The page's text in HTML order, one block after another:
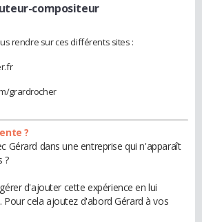
compositeur
rendre sur ces différents sites :
grardrocher
?
Gérard dans une entreprise qui n'apparaît
?
d'ajouter cette expérience en lui
Pour cela ajoutez d'abord Gérard à vos